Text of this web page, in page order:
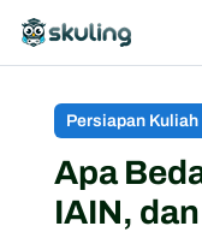
Persiapan Kuliah
Apa
IAIN,